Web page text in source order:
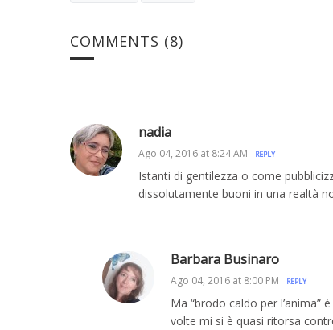
COMMENTS (8)
nadia
Ago 04, 2016 at 8:24 AM REPLY
Istanti di gentilezza o come
dissolutamente buoni in una realtà
Barbara Businaro
Ago 04, 2016 at 8:00 PM REPLY
Ma “brodo caldo per l’anima”
volte mi si è quasi ritorsa